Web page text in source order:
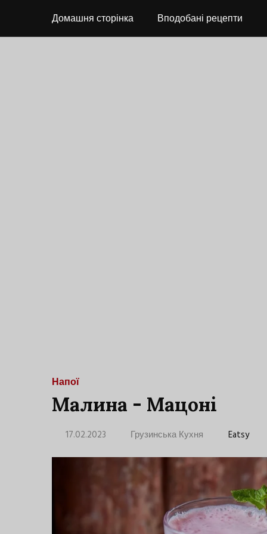
Домашня сторінка Вподобані рецепти
Напої
Малина - Мацоні
17.02.2023 Грузинська Кухня Eatsy